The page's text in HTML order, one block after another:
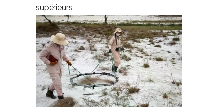
supérieurs.